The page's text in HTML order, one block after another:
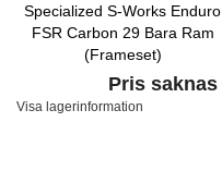
Specialized S-Works Enduro
FSR Carbon 29 Bara Ram
(Frameset)
Materialfärg/Hypergrön/Vit
Pris saknas
Visa lagerinformation